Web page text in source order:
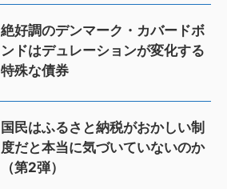
絶好調のデンマーク・カバードボ
ンドはデュレーションが変化する
特殊な債券
国民はふるさと納税がおかしい制
度だと本当に気づいていないのか
（第2弾）